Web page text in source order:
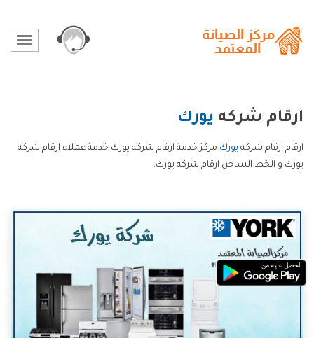
ارقام شركه يورك
ارقام ارقام شركه يورك مركز خدمة ارقام شركه يورك خدمة عملاء ارقام شركه
يورك و الخط الساخن ارقام شركه يورك.